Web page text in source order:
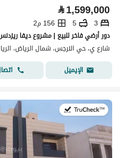
⃁1,599,000
3
5
156 م2
دور أرضي فاخر للبيع | مشروع ديفا
شارع ي، حي النرجس، شمال الرياض،
الإيميل